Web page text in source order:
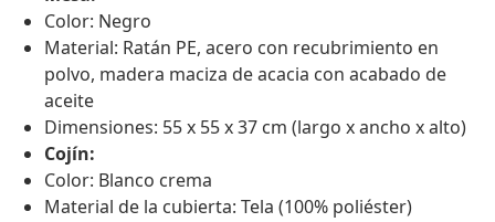
Color: Negro
Material: Ratán PE, acero con recubrimiento en
polvo, madera maciza de acacia con acabado de
aceite
Dimensiones: 55 x 55 x 37 cm (largo x ancho x alto)
Cojín:
Color: Blanco crema
Material de la cubierta: Tela (100% poliéster)